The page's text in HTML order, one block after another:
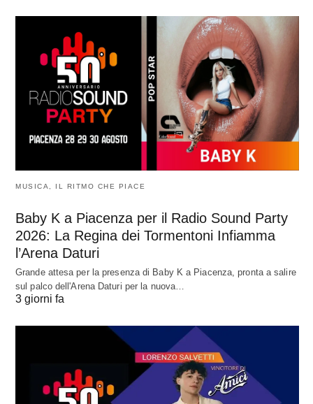
MUSICA, IL RITMO CHE PIACE
Baby K a Piacenza per il Radio Sound Party
2026: La Regina dei Tormentoni Infiamma
l’Arena Daturi
Grande attesa per la presenza di Baby K a Piacenza, pronta a salire
sul palco dell'Arena Daturi per la nuova…
3 giorni fa